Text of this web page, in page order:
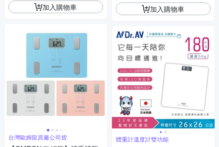
加入購物車
台灣歐姆龍原廠公司貨
加入購物車
體重計溫度計雙功能